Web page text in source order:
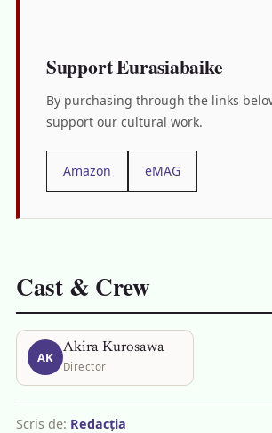
Support Eurasiabaike
By purchasing through the links
support our cultural work.
Amazon eMAG
Cast & Crew
AK
Akira Kurosawa
Director
Scris de: Redacția